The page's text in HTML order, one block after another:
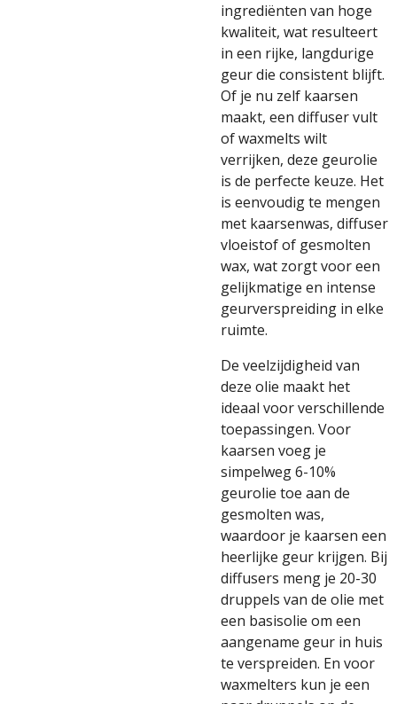
ingrediënten van hoge
kwaliteit, wat resulteert
in een rijke, langdurige
geur die consistent blijft.
Of je nu zelf kaarsen
maakt, een diffuser vult
of waxmelts wilt
verrijken, deze geurolie
is de perfecte keuze. Het
is eenvoudig te mengen
met kaarsenwas, diffuser
vloeistof of gesmolten
wax, wat zorgt voor een
gelijkmatige en intense
geurverspreiding in elke
ruimte.
De veelzijdigheid van
deze olie maakt het
ideaal voor verschillende
toepassingen. Voor
kaarsen voeg je
simpelweg 6-10%
geurolie toe aan de
gesmolten was,
waardoor je kaarsen een
heerlijke geur krijgen. Bij
diffusers meng je 20-30
druppels van de olie met
een basisolie om een
aangename geur in huis
te verspreiden. En voor
waxmelters kun je een